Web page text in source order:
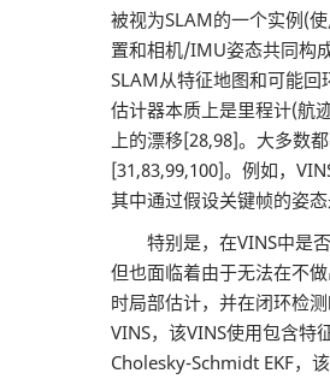
被视为SLAM的一个实例(
置和相机/IMU姿态共同构
SLAM从特征地图和可能
估计器本质上是里程计(航
上的漂移[28,98]。大多数
[31,83,99,100]。例如，
其中通过假设关键帧的姿
特别是，在VINS中是否
但也面临着由于无法在不
时局部估计，并在闭环检
VINS，该VINS使用包含
Cholesky-Schmidt EKF，